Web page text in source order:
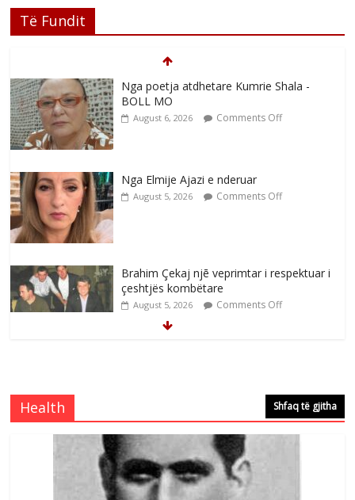
Të Fundit
Nga poetja atdhetare Kumrie Shala -
BOLL MO
August 6, 2026 Comments Off
Nga Elmije Ajazi e nderuar
August 5, 2026 Comments Off
Brahim Çekaj njē veprimtar i respektuar i
çeshtjës kombëtare
August 5, 2026 Comments Off
e invalidëve në Fushë Kosovë
Comments Off
Çlirimtari Agron Gërvalla me takime pune
në atdhe të shoqerisë Levizja
August 3, 2026 Comments Off
Health Shfaq të gjitha